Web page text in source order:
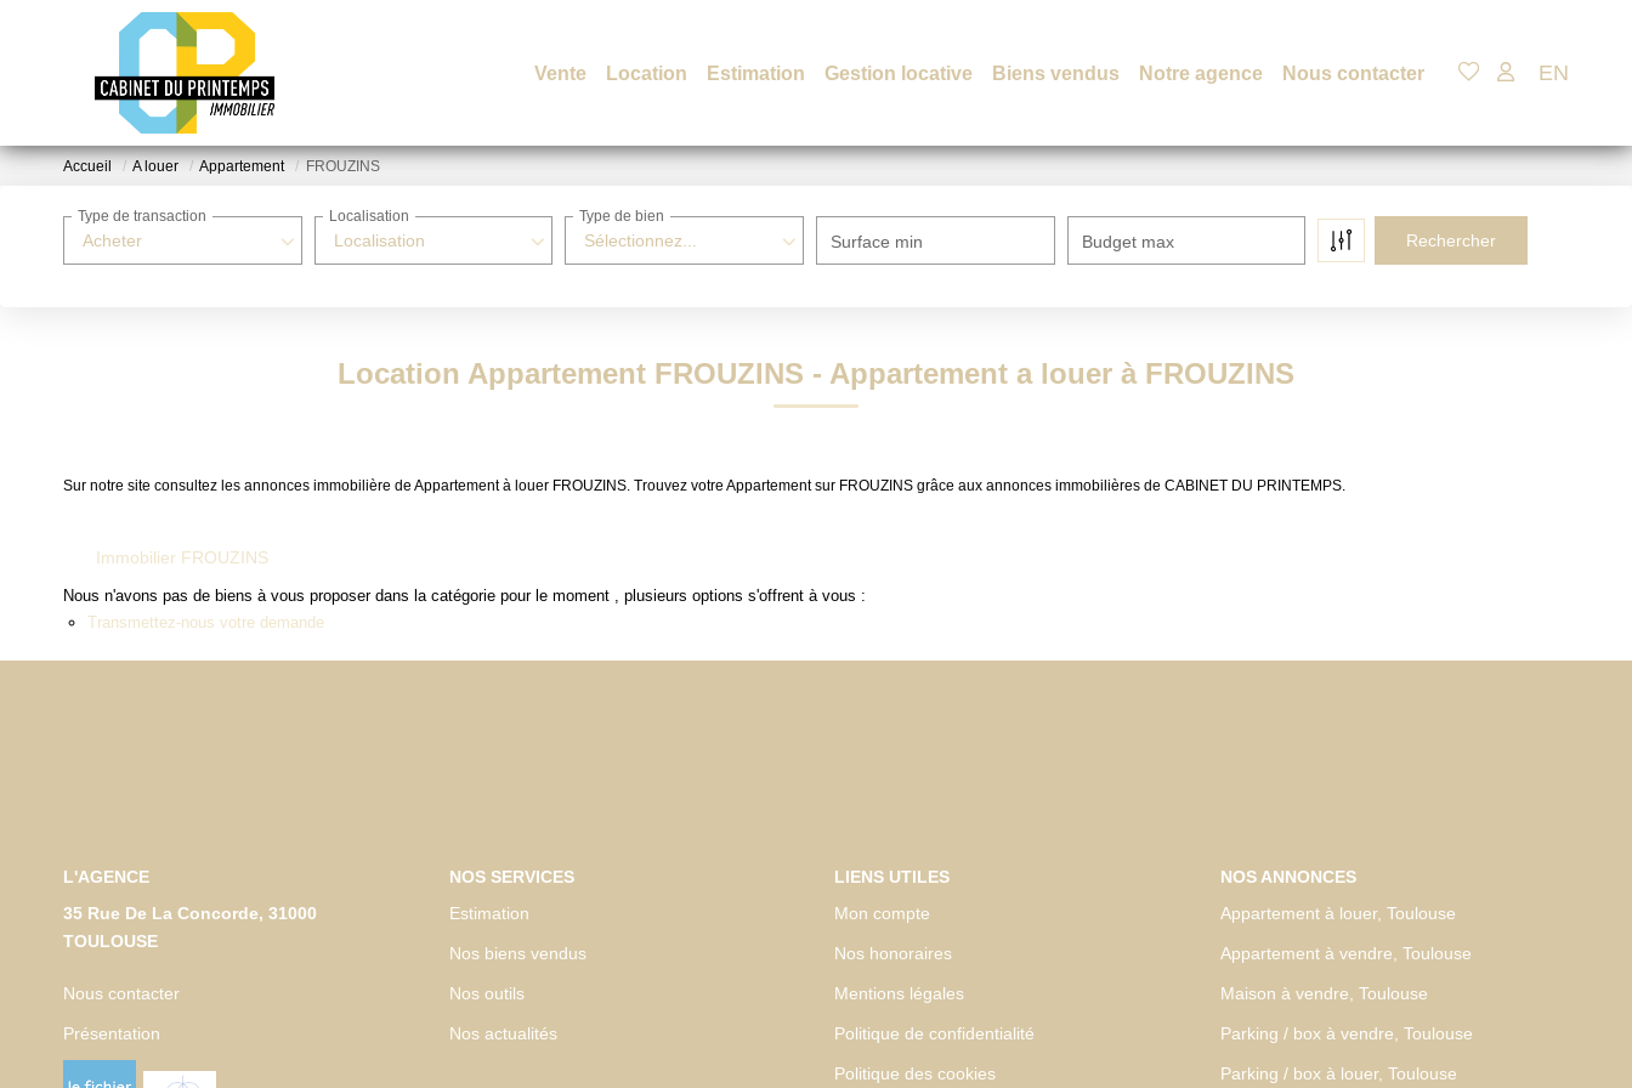
Vente Location Estimation Gestion locative Biens vendus Notre agence Nous contacter EN
Accueil A louer Appartement FROUZINS
Acheter
Type de transaction
Localisation
Localisation
Sélectionnez...
Type de bien
Surface min Budget max
Location Appartement FROUZINS - Appartement a louer à FROUZINS
Sur notre site consultez les annonces immobilière de Appartement à louer FROUZINS. Trouvez votre Appartement sur FROUZINS grâce aux annonces immobilières de CABINET DU PRINTEMPS.
Immobilier FROUZINS
Nous n'avons pas de biens à vous proposer dans la catégorie pour le moment , plusieurs options s'offrent à vous :
Transmettez-nous votre demande
L'AGENCE
35 Rue De La Concorde, 31000
TOULOUSE
Nous contacter
Présentation
NOS SERVICES
Estimation
Nos biens vendus
Nos outils
Nos actualités
LIENS UTILES
Mon compte
Nos honoraires
Mentions légales
Politique de confidentialité
Politique des cookies
NOS ANNONCES
Appartement à louer, Toulouse
Appartement à vendre, Toulouse
Maison à vendre, Toulouse
Parking / box à vendre, Toulouse
Parking / box à louer, Toulouse